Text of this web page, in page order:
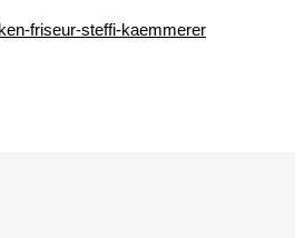
friseur-steffi-kaemmerer